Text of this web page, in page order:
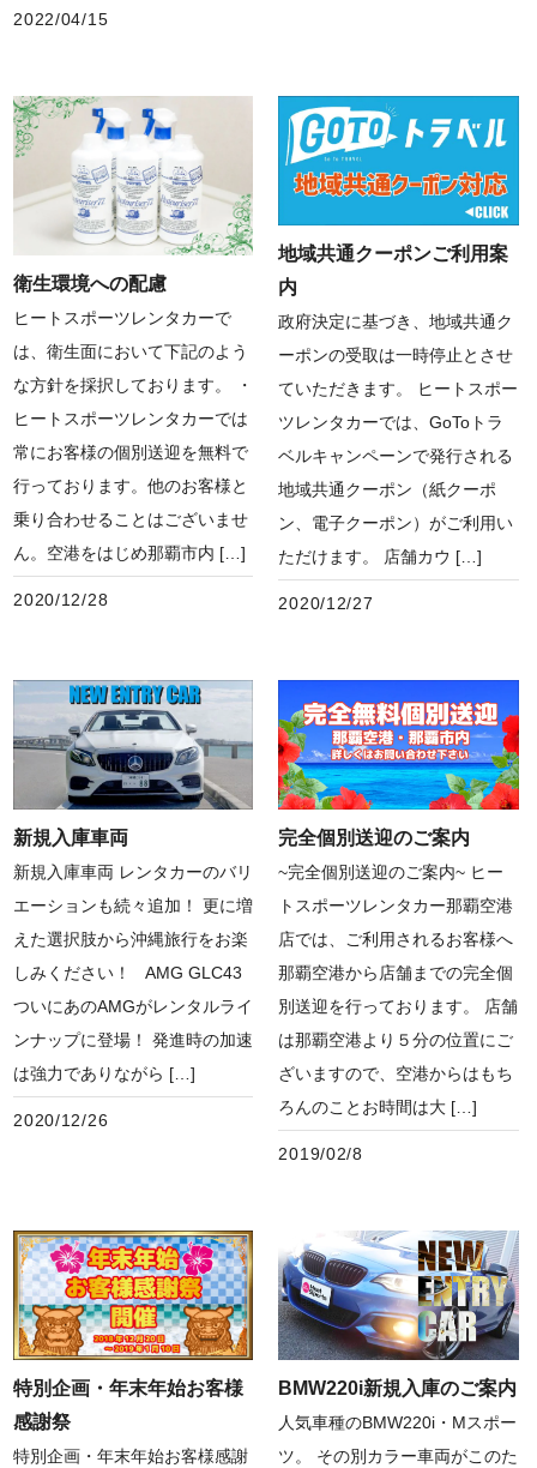
2022/04/15
衛生環境への配慮
ヒートスポーツレンタカーで
は、衛生面において下記のよう
な方針を採択しております。 ・
ヒートスポーツレンタカーでは
常にお客様の個別送迎を無料で
行っております。他のお客様と
乗り合わせることはございませ
ん。空港をはじめ那覇市内 […]
2020/12/28
地域共通クーポンご利用案
内
政府決定に基づき、地域共通ク
ーポンの受取は一時停止とさせ
ていただきます。 ヒートスポー
ツレンタカーでは、GoToトラ
ベルキャンペーンで発行される
地域共通クーポン（紙クーポ
ン、電子クーポン）がご利用い
ただけます。 店舗カウ […]
2020/12/27
新規入庫車両
新規入庫車両 レンタカーのバリ
エーションも続々追加！ 更に増
えた選択肢から沖縄旅行をお楽
しみください！ AMG GLC43
ついにあのAMGがレンタルライ
ンナップに登場！ 発進時の加速
は強力でありながら […]
2020/12/26
完全個別送迎のご案内
~完全個別送迎のご案内~ ヒー
トスポーツレンタカー那覇空港
店では、ご利用されるお客様へ
那覇空港から店舗までの完全個
別送迎を行っております。 店舗
は那覇空港より５分の位置にご
ざいますので、空港からはもち
ろんのことお時間は大 […]
2019/02/8
特別企画・年末年始お客様
感謝祭
特別企画・年末年始お客様感謝
BMW220i新規入庫のご案内
人気車種のBMW220i・Mスポー
ツ。 その別カラー車両がこのた